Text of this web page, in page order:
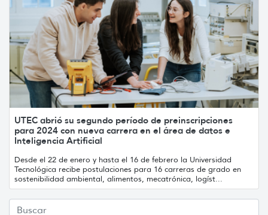
UTEC abrió su segundo período de preinscripciones
para 2024 con nueva carrera en el área de datos e
Inteligencia Artificial
Desde el 22 de enero y hasta el 16 de febrero la Universidad
Tecnológica recibe postulaciones para 16 carreras de grado en
sostenibilidad ambiental, alimentos, mecatrónica, logíst...